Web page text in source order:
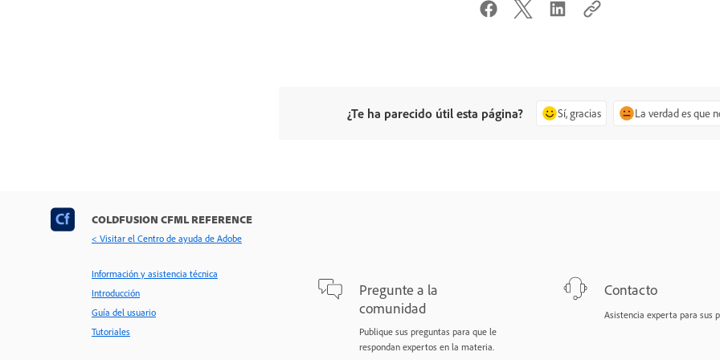
¿Te ha parecido útil esta página? Sí, gracias La verdad es que
COLDFUSION CFML REFERENCE
< Visitar el Centro de ayuda de Adobe
Información y asistencia técnica
Introducción
Guía del usuario
Tutoriales
Pregunte a la
comunidad
Publique sus preguntas para que le
respondan expertos en la materia.
Contacto
Asistencia experta para sus